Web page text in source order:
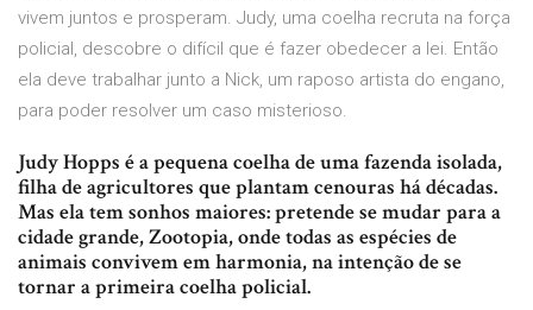
vivem juntos e prosperam. Judy, uma coelha recruta na força
policial, descobre o difícil que é fazer obedecer a lei. Então
ela deve trabalhar junto a Nick, um raposo artista do engano,
para poder resolver um caso misterioso.
Judy Hopps é a pequena coelha de uma fazenda isolada,
filha de agricultores que plantam cenouras há décadas.
Mas ela tem sonhos maiores: pretende se mudar para a
cidade grande, Zootopia, onde todas as espécies de
animais convivem em harmonia, na intenção de se
tornar a primeira coelha policial.